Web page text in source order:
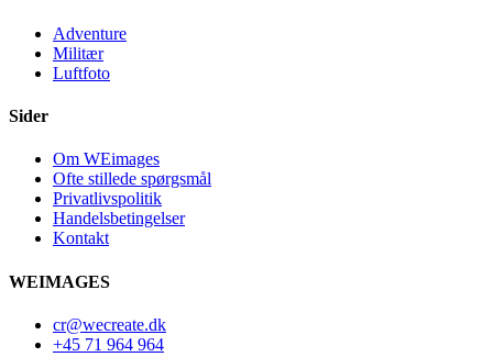
Adventure
Militær
Luftfoto
Sider
Om WEimages
Ofte stillede spørgsmål
Privatlivspolitik
Handelsbetingelser
Kontakt
WEIMAGES
cr@wecreate.dk
+45 71 964 964